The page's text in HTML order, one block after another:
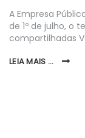
A Empresa
de 1º de julho, o
compartilhadas
LEIA MAIS ...